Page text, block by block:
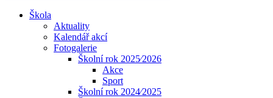
Škola
Aktuality
Kalendář akcí
Fotogalerie
Školní rok 2025⁄2026
Akce
Sport
Školní rok 2024⁄2025